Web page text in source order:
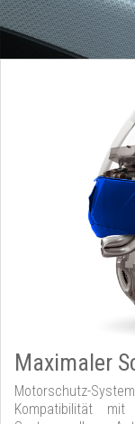
Maximaler
Motorschutz-
Kompatibilität